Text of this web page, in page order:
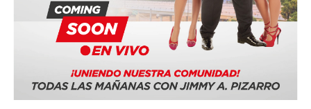
Quito, Ecuador
Sevilla, España
La serie mundial también incluye sedes en Costa Rica,
Portugal, Sudáfrica y Tailandia.